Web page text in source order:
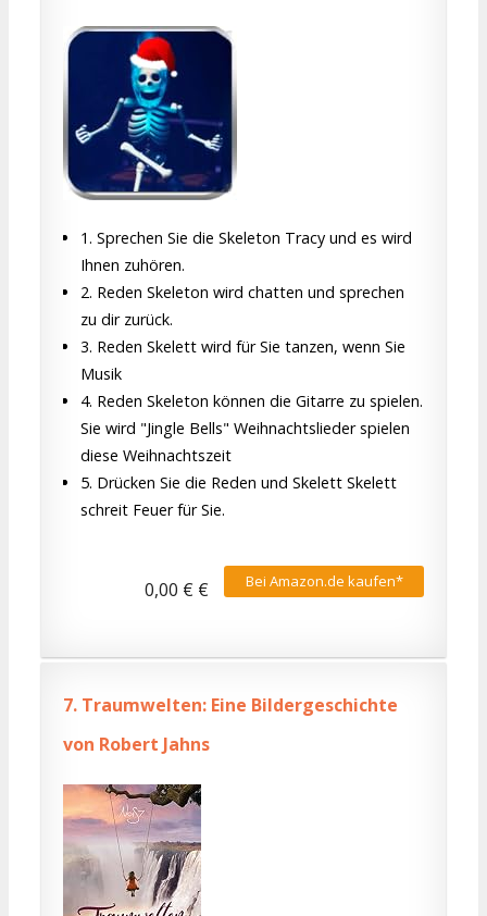
1. Sprechen Sie die Skeleton Tracy und es wird
Ihnen zuhören.
2. Reden Skeleton wird chatten und sprechen
zu dir zurück.
3. Reden Skelett wird für Sie tanzen, wenn Sie
Musik
4. Reden Skeleton können die Gitarre zu spielen.
Sie wird "Jingle Bells" Weihnachtslieder spielen
diese Weihnachtszeit
5. Drücken Sie die Reden und Skelett Skelett
schreit Feuer für Sie.
Bei Amazon.de kaufen*
0,00 € €
7. Traumwelten: Eine Bildergeschichte
von Robert Jahns